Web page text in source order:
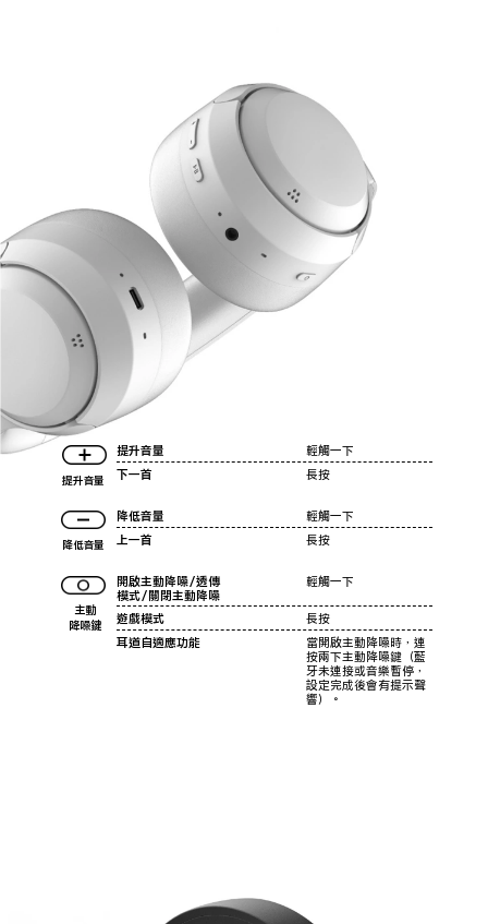
降低音量
降低音量
輕觸一下
上一首
長按
提升音量
提升音量
輕觸一下
下一首
長按
主動
降噪鍵
開啟主動降噪／透傳
模式／關閉主動降噪
輕觸一下
遊戲模式
長按
耳道自適應功能
當開啟主動降噪時，連
按兩下主動降噪鍵（藍
牙未連接或音樂暫停，
設定完成後會有提示聲
響）。